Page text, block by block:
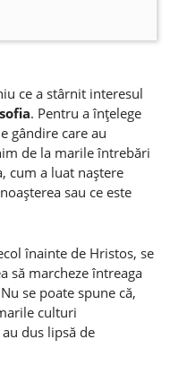
ce a stârnit interesul
. Pentru a înţelege
gândire care au
de la marile întrebări
cum a luat naştere
sau ce este
înainte de Hristos, se
să marcheze întreaga
se poate spune că,
culturi
dus lipsă de